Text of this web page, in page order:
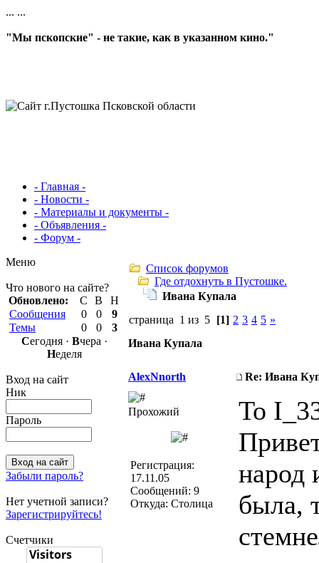
... ...
"Мы пскопские" - не такие, как в указанном кино."
- Главная -
- Новости -
- Материалы и документы -
- Объявления -
- Форум -
Меню
Что нового на сайте?
Обновлено:
С В
Н
Сообщения
0 0
9
Темы
0 0
3
Сегодня · Вчера ·
Неделя
Вход на сайт
Ник
Пароль
Забыли пароль?
Нет учетной записи?
Зарегистрируйтесь!
Счетчики
Список форумов
Где отдохнуть в Пустошке.
Ивана Купала
страница 1 из 5 [1] 2 3 4 5 »
Ивана Купала
AlexNnorth Re: Ивана
Прохожий
Регистрация:
17.11.05
Сообщений: 9
Откуда: Столица
To
народ
была,